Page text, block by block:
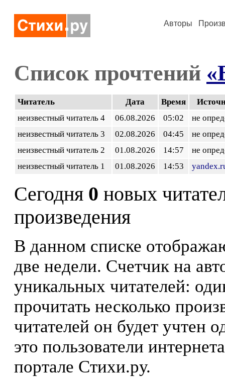
Авторы
Список прочтений
Читатель Дата Время
неизвестный читатель 4
06.08.2026 05:02
не
неизвестный читатель 3
02.08.2026 04:45
не
неизвестный читатель 2
01.08.2026 14:57
не
неизвестный читатель 1
01.08.2026 14:53
Сегодня 0 новых
произведения
В данном списке
две недели. Счетчик на
уникальных читателей:
прочитать несколько
читателей он будет учтен
это пользователи
портале Стихи.ру.